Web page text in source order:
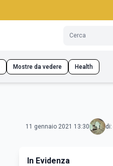
Mostre da vedere Health
11 gennaio 2021 13:30 di:
In Evidenza